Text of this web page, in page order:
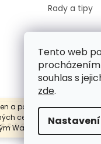
Tento web
souhlas s
zde.
Nastavení
a popisů lodních motorů
cenách, nás neváhejte
Wavy Boats s.r.o.
Rady a tipy
s.r.o. . Všechna práva